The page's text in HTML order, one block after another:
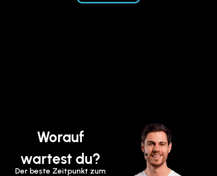
Worauf
wartest du?
Der beste Zeitpunkt zum